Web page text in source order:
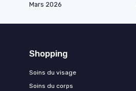
Mars 2026
Shopping
Soins du visage
Soins du corps